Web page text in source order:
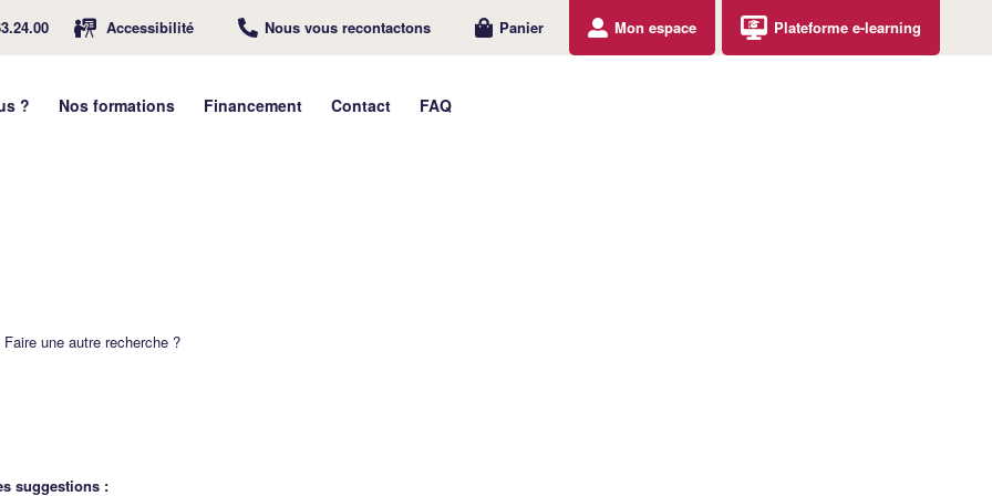
Accessibilité Nous vous recontactons Panier Mon espace Plateforme e-learning
? Nos formations Financement Contact FAQ
une autre recherche ?
suggestions :